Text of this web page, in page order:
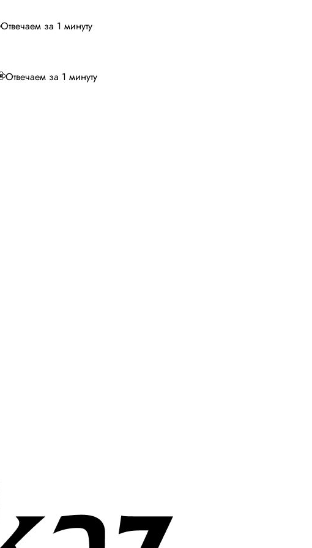
Отвечаем за 1 минуту
Отвечаем за 1 минуту